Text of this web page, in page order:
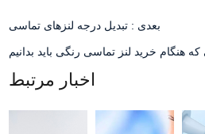
بعدی : تبدیل درجه لنزهای تماسی
هنگام خرید لنز تماسی رنگی باید بدانیم
اخبار مرتبط